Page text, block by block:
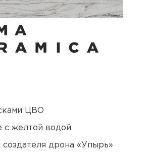
ЦВО
с желтой водой
дрона «Упырь»